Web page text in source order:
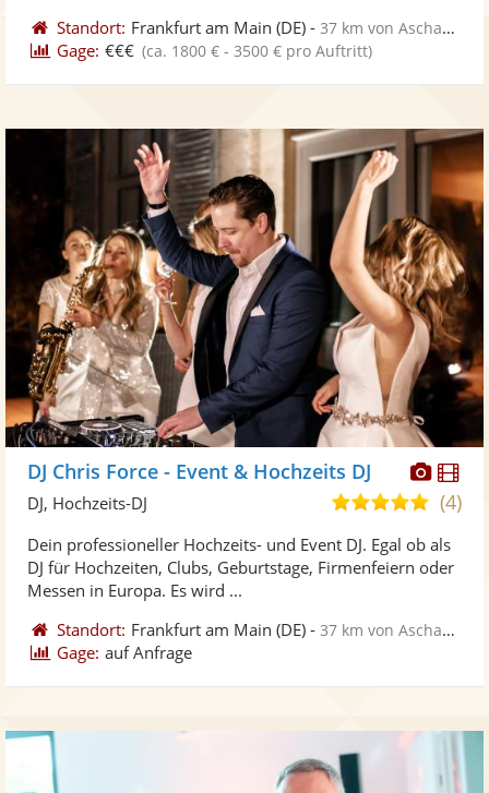
Standort: Frankfurt am Main (DE) -37 km von Aschaffenburg
Gage: €€€ (ca. 1800 € - 3500 € pro Auftritt)
Fotos
DJ Chris Force - Event & Hochzeits DJ
5,0
5
(4)
DJ, Hochzeits-DJ
Dein professioneller Hochzeits- und Event DJ. Egal ob als
DJ für Hochzeiten, Clubs, Geburtstage, Firmenfeiern oder
Messen in Europa. Es wird ...
Standort: Frankfurt am Main (DE) -37 km von Aschaffenburg
Gage: auf Anfrage